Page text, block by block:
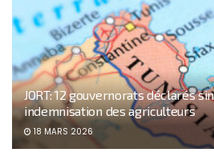
JORT: 12 gouvernorats déclarés
indemnisation des agriculteurs
18 MARS 2026